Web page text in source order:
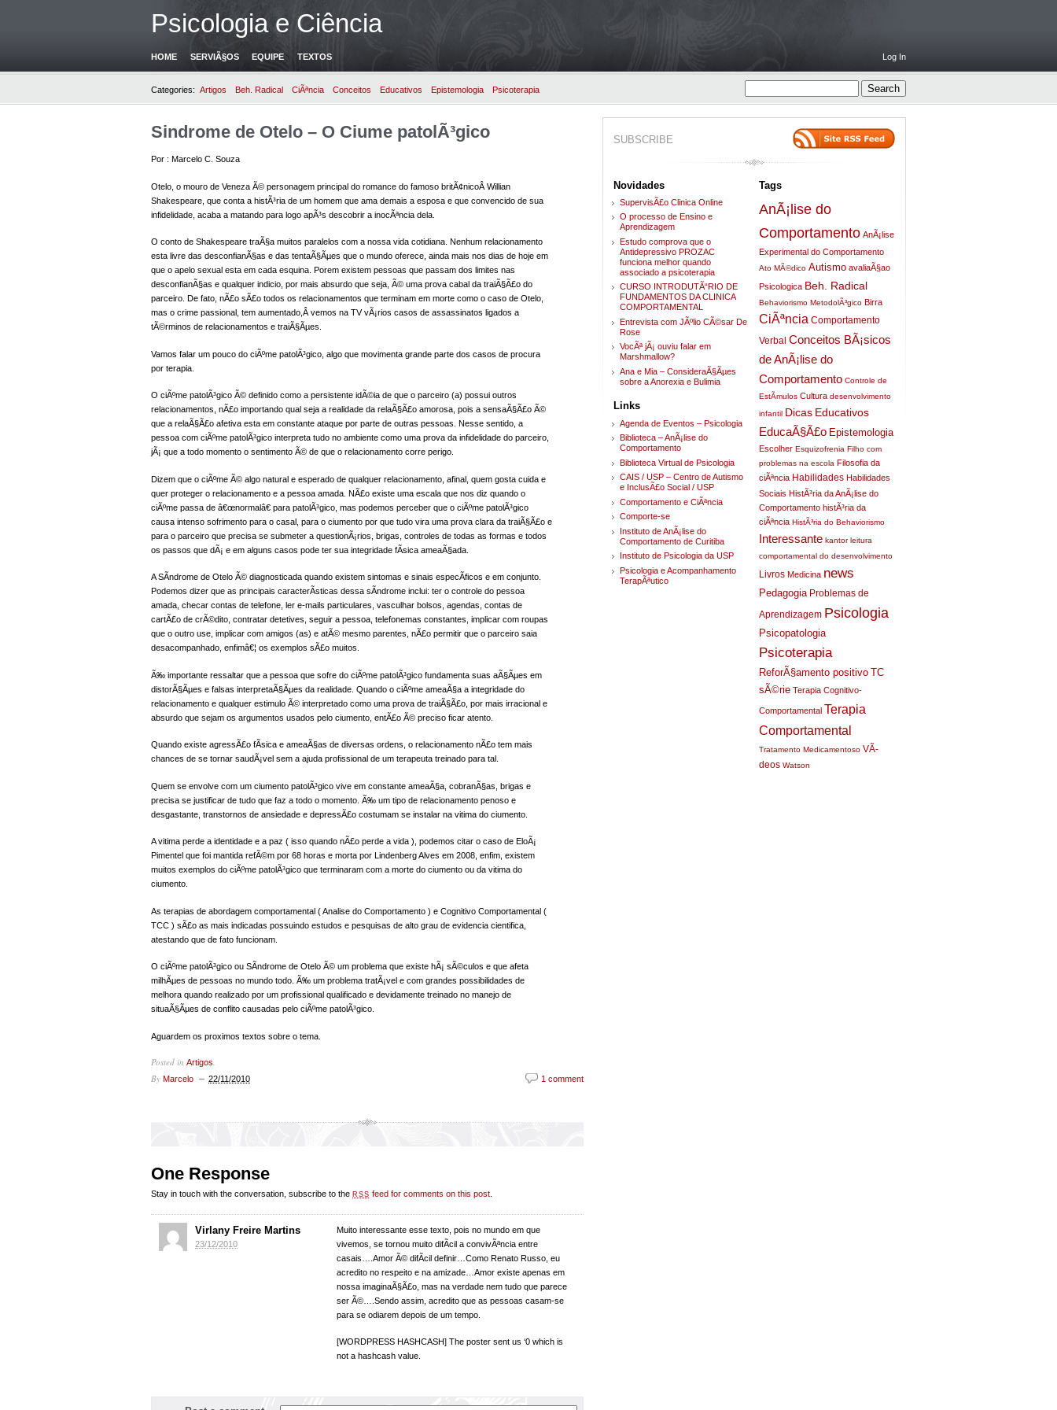
Psicologia e Ciência
HOME SERVIÃ§OS EQUIPE TEXTOS Log In
Categories: Artigos Beh. Radical CiÃªncia Conceitos Educativos Epistemologia Psicoterapia
Sindrome de Otelo – O Ciume patolÃ³gico
Por : Marcelo C. Souza
Otelo, o mouro de Veneza Ã© personagem principal do romance do famoso britÃ¢nicoÂ Willian
Shakespeare, que conta a histÃ³ria de um homem que ama demais a esposa e que convencido de sua
infidelidade, acaba a matando para logo apÃ³s descobrir a inocÃªncia dela.
O conto de Shakespeare traÃ§a muitos paralelos com a nossa vida cotidiana. Nenhum relacionamento
esta livre das desconfianÃ§as e das tentaÃ§Ãµes que o mundo oferece, ainda mais nos dias de hoje em
que o apelo sexual esta em cada esquina. Porem existem pessoas que passam dos limites nas
desconfianÃ§as e qualquer indicio, por mais absurdo que seja, Ã© uma prova cabal da traiÃ§Ã£o do
parceiro. De fato, nÃ£o sÃ£o todos os relacionamentos que terminam em morte como o caso de Otelo,
mas o crime passional, tem aumentado,Â vemos na TV vÃ¡rios casos de assassinatos ligados a
tÃ©rminos de relacionamentos e traiÃ§Ãµes.
Vamos falar um pouco do ciÃºme patolÃ³gico, algo que movimenta grande parte dos casos de procura
por terapia.
O ciÃºme patolÃ³gico Ã© definido como a persistente idÃ©ia de que o parceiro (a) possui outros
relacionamentos, nÃ£o importando qual seja a realidade da relaÃ§Ã£o amorosa, pois a sensaÃ§Ã£o Ã©
que a relaÃ§Ã£o afetiva esta em constante ataque por parte de outras pessoas. Nesse sentido, a
pessoa com ciÃºme patolÃ³gico interpreta tudo no ambiente como uma prova da infidelidade do parceiro,
jÃ¡ que a todo momento o sentimento Ã© de que o relacionamento corre perigo.
Dizem que o ciÃºme Ã© algo natural e esperado de qualquer relacionamento, afinal, quem gosta cuida e
quer proteger o relacionamento e a pessoa amada. NÃ£o existe uma escala que nos diz quando o
ciÃºme passa de â€œnormalâ€ para patolÃ³gico, mas podemos perceber que o ciÃºme patolÃ³gico
causa intenso sofrimento para o casal, para o ciumento por que tudo vira uma prova clara da traiÃ§Ã£o e
para o parceiro que precisa se submeter a questionÃ¡rios, brigas, controles de todas as formas e todos
os passos que dÃ¡ e em alguns casos pode ter sua integridade fÃ­sica ameaÃ§ada.
A SÃ­ndrome de Otelo Ã© diagnosticada quando existem sintomas e sinais especÃ­ficos e em conjunto.
Podemos dizer que as principais caracterÃ­sticas dessa sÃ­ndrome inclui: ter o controle do pessoa
amada, checar contas de telefone, ler e-mails particulares, vasculhar bolsos, agendas, contas de
cartÃ£o de crÃ©dito, contratar detetives, seguir a pessoa, telefonemas constantes, implicar com roupas
que o outro use, implicar com amigos (as) e atÃ© mesmo parentes, nÃ£o permitir que o parceiro saia
desacompanhado, enfimâ€¦ os exemplos sÃ£o muitos.
Ã‰ importante ressaltar que a pessoa que sofre do ciÃºme patolÃ³gico fundamenta suas aÃ§Ãµes em
distorÃ§Ãµes e falsas interpretaÃ§Ãµes da realidade. Quando o ciÃºme ameaÃ§a a integridade do
relacionamento e qualquer estimulo Ã© interpretado como uma prova de traiÃ§Ã£o, por mais irracional e
absurdo que sejam os argumentos usados pelo ciumento, entÃ£o Ã© preciso ficar atento.
Quando existe agressÃ£o fÃ­sica e ameaÃ§as de diversas ordens, o relacionamento nÃ£o tem mais
chances de se tornar saudÃ¡vel sem a ajuda profissional de um terapeuta treinado para tal.
Quem se envolve com um ciumento patolÃ³gico vive em constante ameaÃ§a, cobranÃ§as, brigas e
precisa se justificar de tudo que faz a todo o momento. Ã‰ um tipo de relacionamento penoso e
desgastante, transtornos de ansiedade e depressÃ£o costumam se instalar na vitima do ciumento.
A vitima perde a identidade e a paz ( isso quando nÃ£o perde a vida ), podemos citar o caso de EloÃ¡
Pimentel que foi mantida refÃ©m por 68 horas e morta por Lindenberg Alves em 2008, enfim, existem
muitos exemplos do ciÃºme patolÃ³gico que terminaram com a morte do ciumento ou da vitima do
ciumento.
As terapias de abordagem comportamental ( Analise do Comportamento ) e Cognitivo Comportamental (
TCC ) sÃ£o as mais indicadas possuindo estudos e pesquisas de alto grau de evidencia cientifica,
atestando que de fato funcionam.
O ciÃºme patolÃ³gico ou SÃ­ndrome de Otelo Ã© um problema que existe hÃ¡ sÃ©culos e que afeta
milhÃµes de pessoas no mundo todo. Ã‰ um problema tratÃ¡vel e com grandes possibilidades de
melhora quando realizado por um profissional qualificado e devidamente treinado no manejo de
situaÃ§Ãµes de conflito causadas pelo ciÃºme patolÃ³gico.
Aguardem os proximos textos sobre o tema.
Posted in Artigos.
By Marcelo 22/11/2010 1 comment
One Response
Stay in touch with the conversation, subscribe to the RSS feed for comments on this post.
Virlany Freire Martins
23/12/2010
Muito interessante esse texto, pois no mundo em que
vivemos, se tornou muito difÃ­cil a convivÃªncia entre
casais….Amor Ã© difÃ­cil definir…Como Renato Russo, eu
acredito no respeito e na amizade…Amor existe apenas em
nossa imaginaÃ§Ã£o, mas na verdade nem tudo que parece
ser Ã©….Sendo assim, acredito que as pessoas casam-se
para se odiarem depois de um tempo.
[WORDPRESS HASHCASH] The poster sent us ‘0 which is
not a hashcash value.
SUBSCRIBE
Novidades
SupervisÃ£o Clinica Online
O processo de Ensino e
Aprendizagem
Estudo comprova que o
Antidepressivo PROZAC
funciona melhor quando
associado a psicoterapia
CURSO INTRODUTÃ“RIO DE
FUNDAMENTOS DA CLINICA
COMPORTAMENTAL
Entrevista com JÃºlio CÃ©sar De
Rose
VocÃª jÃ¡ ouviu falar em
Marshmallow?
Ana e Mia – ConsideraÃ§Ãµes
sobre a Anorexia e Bulimia
Links
Agenda de Eventos – Psicologia
Biblioteca – AnÃ¡lise do
Comportamento
Biblioteca Virtual de Psicologia
CAIS / USP – Centro de Autismo
e InclusÃ£o Social / USP
Comportamento e CiÃªncia
Comporte-se
Instituto de AnÃ¡lise do
Comportamento de Curitiba
Instituto de Psicologia da USP
Psicologia e Acompanhamento
TerapÃªutico
Tags
AnÃ¡lise do
Comportamento AnÃ¡lise
Experimental do Comportamento
Ato MÃ©dico Autismo avaliaÃ§ao
Psicologica Beh. Radical
Behaviorismo MetodolÃ³gico Birra
CiÃªncia Comportamento
Verbal Conceitos BÃ¡sicos
de AnÃ¡lise do
Comportamento Controle de
EstÃ­mulos Cultura desenvolvimento
infantil Dicas Educativos
EducaÃ§Ã£o Epistemologia
Escolher Esquizofrenia Filho com
problemas na escola Filosofia da
ciÃªncia Habilidades Habilidades
Sociais HistÃ³ria da AnÃ¡lise do
Comportamento histÃ³ria da
ciÃªncia HistÃ³ria do Behaviorismo
Interessante kantor leitura
comportamental do desenvolvimento
Livros Medicina news
Pedagogia Problemas de
Aprendizagem Psicologia
Psicopatologia
Psicoterapia
ReforÃ§amento positivo TC
sÃ©rie Terapia Cognitivo-
Comportamental Terapia
Comportamental
Tratamento Medicamentoso VÃ­
deos Watson